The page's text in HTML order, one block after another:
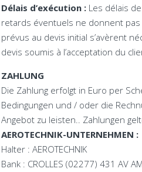
Délais d’exécution: Les délais
retards éventuels ne donnent
prévus au devis initial s’avèrent
devis soumis à l’acceptation du
ZAHLUNG
Die Zahlung erfolgt in Euro per
Bedingungen und / oder die
Angebot zu leisten.. Zahlungen
AEROTECHNIK-UNTERNEHMEN :
Halter : AEROTECHNIK
Bank : CROLLES (02277) 431 AV